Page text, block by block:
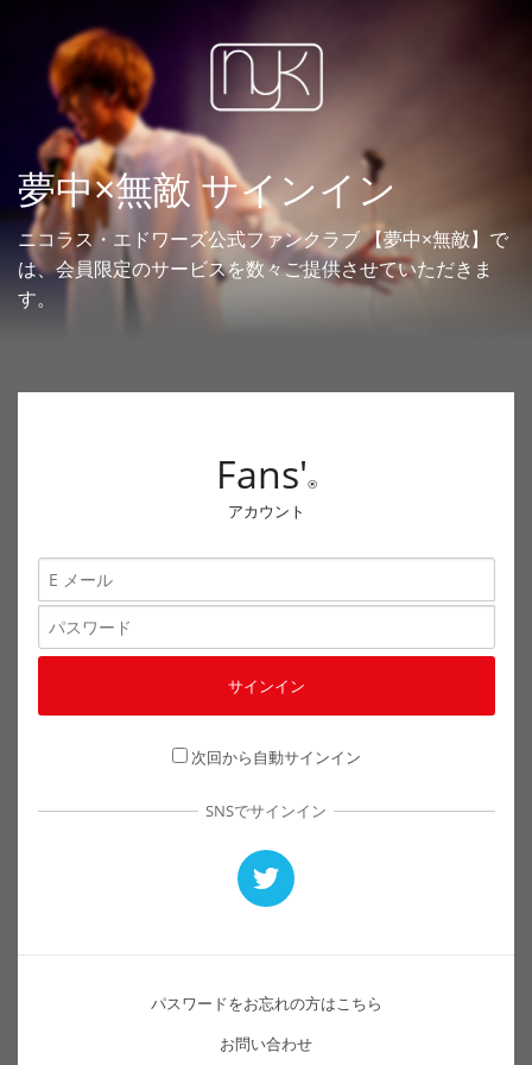
夢中×無敵 サインイン
ニコラス・エドワーズ公式ファンクラブ 【夢中×無敵】で
は、会員限定のサービスを数々ご提供させていただきま
す。
Fans'®
アカウント
次回から自動サインイン
SNSでサインイン
パスワードをお忘れの方はこちら
お問い合わせ